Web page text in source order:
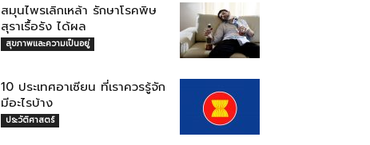
สมุนไพรเลิกเหล้า รักษาโรคพิษ
สุราเรื้อรัง ได้ผล
สุขภาพและความเป็นอยู่
10 ประเทศอาเซียน ที่เราควรรู้จัก
มีอะไรบ้าง
ประวัติศาสตร์